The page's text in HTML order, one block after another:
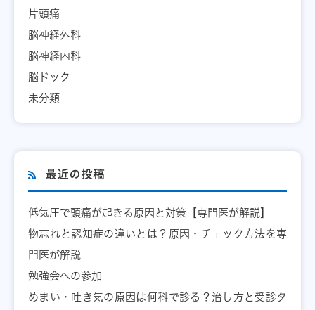
片頭痛
脳神経外科
脳神経内科
脳ドック
未分類
最近の投稿
低気圧で頭痛が起きる原因と対策【専門医が解説】
物忘れと認知症の違いとは？原因・チェック方法を専
門医が解説
勉強会への参加
めまい・吐き気の原因は何科で診る？治し方と受診タ